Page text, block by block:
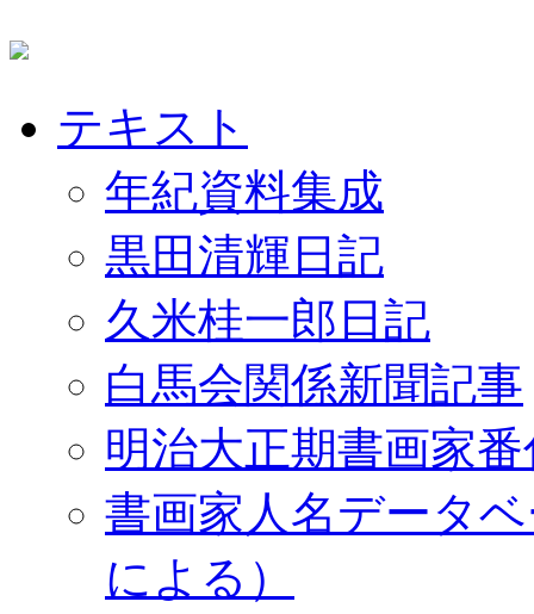
テキスト
年紀資料集成
黒田清輝日記
久米桂一郎日記
白馬会関係新聞記事
明治大正期書画家
書画家人名データ
による）